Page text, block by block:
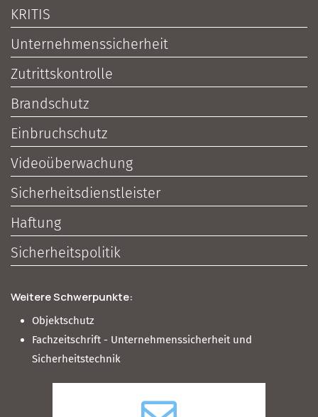
KRITIS
Unternehmenssicherheit
Zutrittskontrolle
Brandschutz
Einbruchschutz
Videoüberwachung
Sicherheitsdienstleister
Haftung
Sicherheitspolitik
Weitere Schwerpunkte:
Objektschutz
Fachzeitschrift - Unternehmenssicherheit und
Sicherheitstechnik